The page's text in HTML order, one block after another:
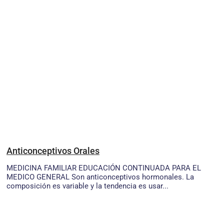
Anticonceptivos Orales
MEDICINA FAMILIAR EDUCACIÓN CONTINUADA PARA EL
MEDICO GENERAL Son anticonceptivos hormonales. La
composición es variable y la tendencia es usar...